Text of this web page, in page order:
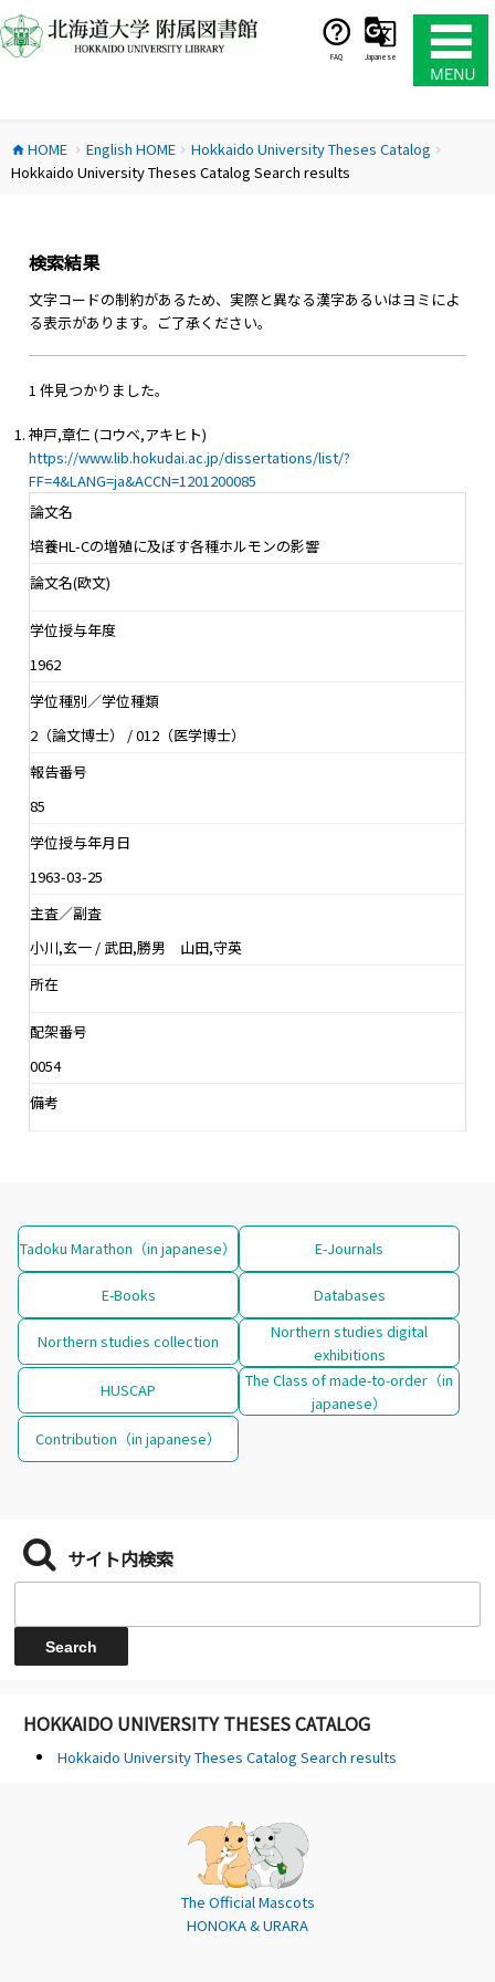
ン
テ
ス
キ
FAQ Japanese
home HOME chevron_right English HOMEchevron_right Hokkaido University Theses Catalog chevron_right
Hokkaido University Theses Catalog Search results
検索結果
文字コードの制約があるため、実際と異なる漢字あるいはヨミによ
る表示があります。ご了承ください。
1 件見つかりました。
神戸,章仁 (コウベ,アキヒト)
https://www.lib.hokudai.ac.jp/dissertations/list/?
FF=4&LANG=ja&ACCN=1201200085
論文名
培養HL-Cの増殖に及ぼす各種ホルモンの影響
論文名(欧文)
学位授与年度
1962
学位種別／学位種類
2（論文博士） / 012（医学博士）
報告番号
85
学位授与年月日
1963-03-25
主査／副査
小川,玄一 / 武田,勝男 山田,守英
所在
配架番号
0054
備考
Tadoku Marathon（in japanese） E-Journals
E-Books Databases
Northern studies collection
Northern studies digital
exhibitions
HUSCAP
The Class of made-to-order（in
japanese）
Contribution（in japanese）
サイト内検索
HOKKAIDO UNIVERSITY THESES CATALOG
Hokkaido University Theses Catalog Search results
The Official Mascots
HONOKA & URARA